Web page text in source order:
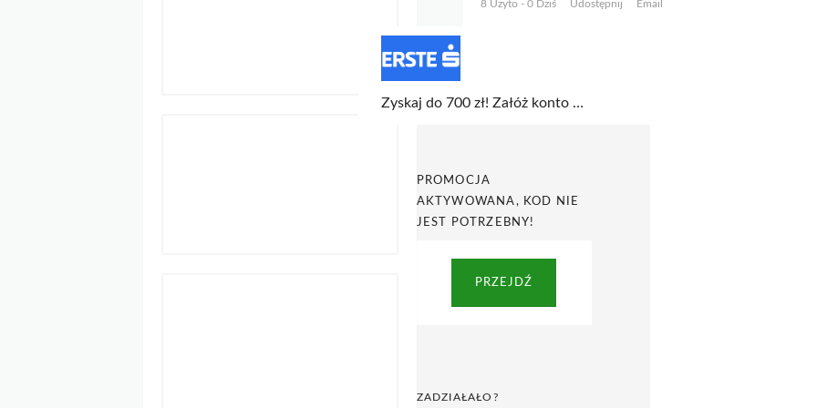
8 Użyto - 0 Dziś Udostępnij Email
Zyskaj do 700 zł! Załóż konto w promocji w Erste Bank
PROMOCJA
AKTYWOWANA, KOD NIE
JEST POTRZEBNY!
PRZEJDŹ
ZADZIAŁAŁO?